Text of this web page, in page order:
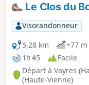
Le Clos du
Visorandonneur
5,28 km
+77 m
1h 45
Facile
Départ à Vayres
(Haute-Vienne)